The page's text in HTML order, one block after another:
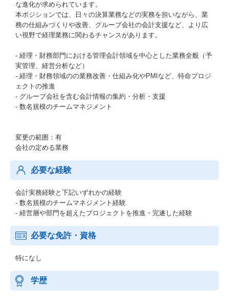
な進化が求められています。
本ポジションでは、日々の決算業務などの実務を担いながら、業
務の仕組みづくりや改善、グループ会社の会計支援など、より広
い視野で経理業務に関わるチャンスがあります。
- 経理・財務部門における管理会計領域を中心とした業務全般（予
実管理、経営分析など）
- 経理・財務領域のの業務改善・仕組み化やPMIなど、特命プロジ
ェクトの推進
- グループ会社を含む会計情報の集約・分析・支援
- 数名規模のチームマネジメント
変更の範囲：有
会社の定める業務
必要な経験
会計実務経験と下記いずれかの経験
- 数名規模のチームマネジメント経験
- 経営層や部門を超えたプロジェクトを推進・完遂した経験
必要な免許・資格
特になし
学歴